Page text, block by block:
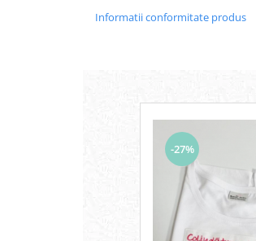
Informatii conformitate produs
-27%